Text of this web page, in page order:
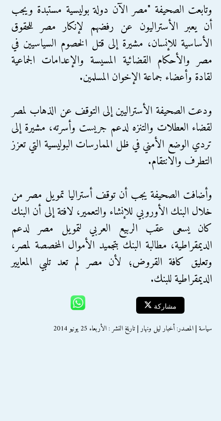
وتابعت الصحيفة "مصر الآن دولة بوليسية مستبدة ويجب
أن يعبر الأستراليون عن رفضهم لإنكار مصر للحقوق
الأساسية للإنسان، مشيرة إلى قتل الخصوم السياسيين في
مصر والأحكام القضائية المسيسة والإعدامات الجماعية
لقادة وأعضاء جماعة الإخوان المسلمين.
ودعت الصحيفة الأستراليين إلى التوقف عن الذهاب لمصر
لقضاء العطلات والتنزه لدعم جريست وأسرته، مشيرة إلى
تردي الوضع الأمني في ظل الممارسات البوليسية التي تعزز
التطرف والانتقام.
وأضافت الصحيفة يجب أن توقف أستراليا تمويل مصر من
خلال البنك الأوروبي للإنشاء والتعمير، لافتة إلى أن البنك
كان يسعى عقب الربيع العربي لتمويل مصر لدعم
الديمقراطية، مطالبة البنك بتجميد الأموال المخصصة لمصر،
وتعليق كافة القروض؛ لأن مصر لم تعد تلبي المعايير
الديمقراطية للبنك.
مشاركة
سياسة | المصدر: أخبار ليل ونهار | تاريخ النشر : الأربعاء 25 يونيو 2014